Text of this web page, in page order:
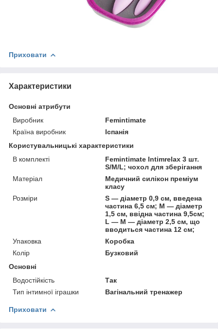
Приховати
Характеристики
Основні атрибути
Виробник
Femintimate
Країна виробник
Іспанія
Користувальницькі характеристики
В комплекті
Femintimate Intimrelax 3 шт.
S/M/L; чохол для зберігання
Матеріал
Медичний силікон преміум
класу
Розміри
S — діаметр 0,9 см, введена
частина 6,5 см; M — діаметр
1,5 см, ввідна частина 9,5см;
L — M — діаметр 2,5 см, що
вводиться частина 12 см;
Упаковка
Коробка
Колір
Бузковий
Основні
Водостійкість
Так
Тип інтимної іграшки
Вагінальний тренажер
Приховати